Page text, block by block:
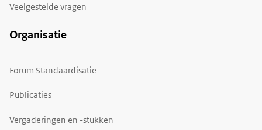
Veelgestelde vragen
Organisatie
Forum Standaardisatie
Publicaties
Vergaderingen en -stukken